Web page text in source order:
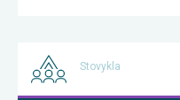
Stovykla